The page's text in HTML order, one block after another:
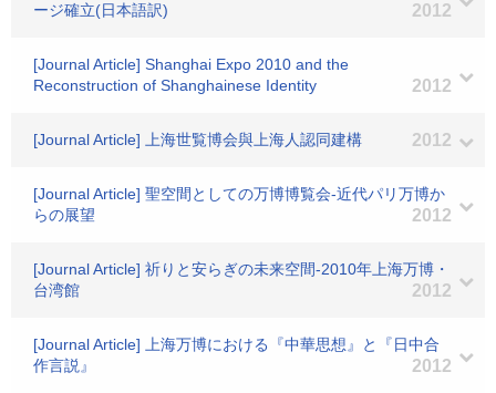
ージ確立(日本語訳)
2012
[Journal Article] Shanghai Expo 2010 and the
Reconstruction of Shanghainese Identity
2012
[Journal Article] 上海世覧博会與上海人認同建構 2012
[Journal Article] 聖空間としての万博博覧会-近代パリ万博か
らの展望
2012
[Journal Article] 祈りと安らぎの未来空間-2010年上海万博・
台湾館
2012
[Journal Article] 上海万博における『中華思想』と『日中合
作言説』
2012